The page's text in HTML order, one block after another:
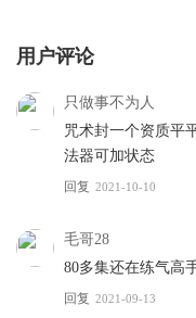
用户评论
只做事不为人
咒术封一个资质平
法器可加状态
回复 2021-10-10
毛哥28
80多集还在练气高
回复 2021-09-13